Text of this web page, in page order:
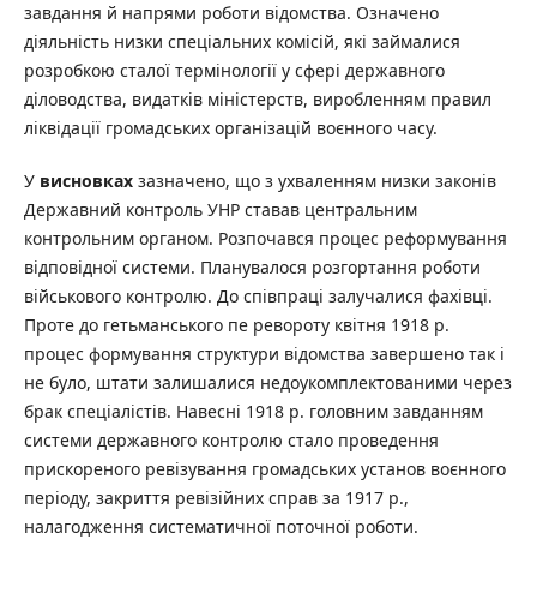
завдання й напрями роботи відомства. Означено
діяльність низки спеціальних комісій, які займалися
розробкою сталої термінології у сфері державного
діловодства, видатків міністерств, виробленням правил
ліквідації громадських організацій воєнного часу.
У висновкахзазначено, що з ухваленням низки законів
Державний контроль УНР ставав центральним
контрольним органом. Розпочався процес реформування
відповідної системи. Планувалося розгортання роботи
військового контролю. До співпраці залучалися фахівці.
Проте до гетьманського пе ревороту квітня 1918 р.
процес формування структури відомства завершено так і
не було, штати залишалися недоукомплектованими через
брак спеціалістів. Навесні 1918 р. головним завданням
системи державного контролю стало проведення
прискореного ревізування громадських установ воєнного
періоду, закриття ревізійних справ за 1917 р.,
налагодження систематичної поточної роботи.